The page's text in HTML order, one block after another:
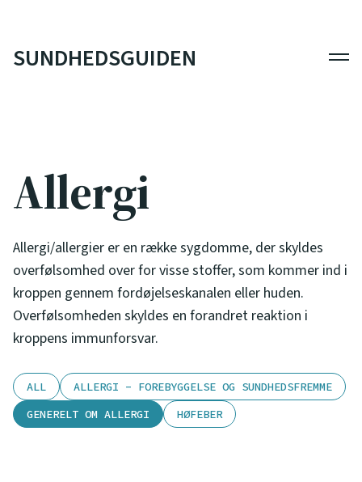
SUNDHEDSGUIDEN
Allergi
Allergi/allergier er en række sygdomme, der skyldes
overfølsomhed over for visse stoffer, som kommer ind i
kroppen gennem fordøjelseskanalen eller huden.
Overfølsomheden skyldes en forandret reaktion i
kroppens immunforsvar.
ALL
ALLERGI - FOREBYGGELSE OG SUNDHEDSFREMME
GENERELT OM ALLERGI
HØFEBER